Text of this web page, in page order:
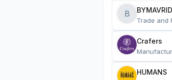
B BYMAVRID
Trade and
Crafers
HUMANS